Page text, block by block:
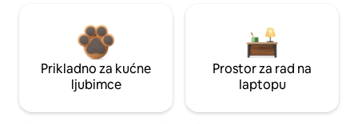
Prikladno za kućne
ljubimce
Prostor za rad na
laptopu